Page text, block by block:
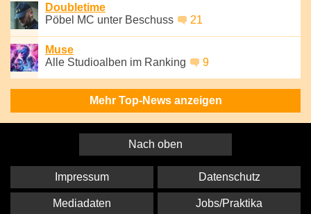
Doubletime
Pöbel MC unter Beschuss
21
Muse
Alle Studioalben im Ranking
9
Mehr Top-News anzeigen
Nach oben
Impressum Datenschutz
Mediadaten Jobs/Praktika